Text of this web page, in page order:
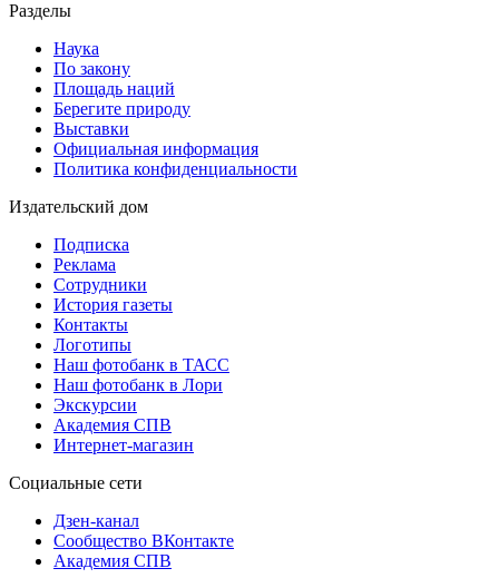
Разделы
Наука
По закону
Площадь наций
Берегите природу
Выставки
Официальная информация
Политика конфиденциальности
Издательский дом
Подписка
Реклама
Сотрудники
История газеты
Контакты
Логотипы
Наш фотобанк в ТАСС
Наш фотобанк в Лори
Экскурсии
Академия СПВ
Интернет-магазин
Социальные сети
Дзен-канал
Сообщество ВКонтакте
Академия СПВ